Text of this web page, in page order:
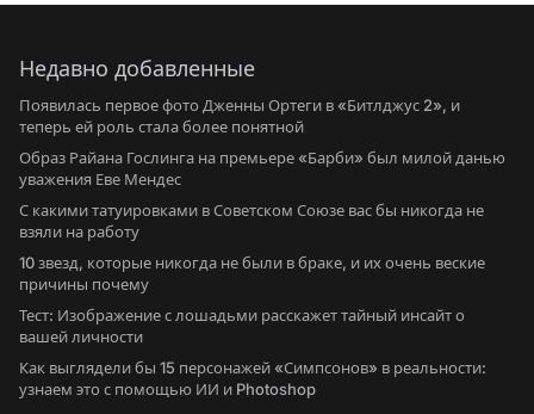
Недавно добавленные
Появилась первое фото Дженны Ортеги в «Битлджус 2», и
теперь ей роль стала более понятной
Образ Райана Гослинга на премьере «Барби» был милой данью
уважения Еве Мендес
С какими татуировками в Советском Союзе вас бы никогда не
взяли на работу
10 звезд, которые никогда не были в браке, и их очень веские
причины почему
Тест: Изображение с лошадьми расскажет тайный инсайт о
вашей личности
Как выглядели бы 15 персонажей «Симпсонов» в реальности:
узнаем это с помощью ИИ и Photoshop